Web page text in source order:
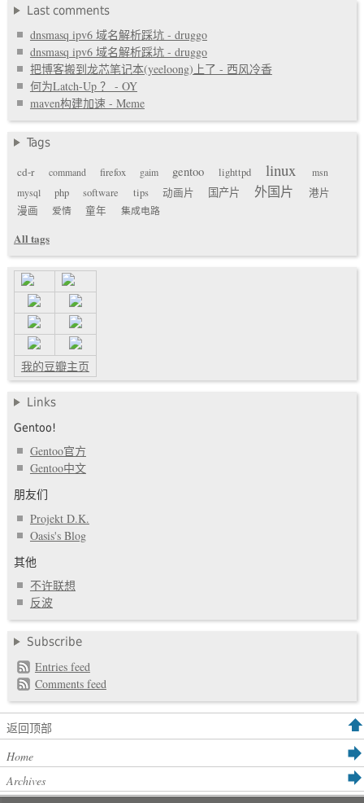
Last comments
dnsmasq ipv6 域名解析踩坑 - druggo
dnsmasq ipv6 域名解析踩坑 - druggo
把博客搬到龙芯笔记本(yeeloong)上了 - 西风冷香
何为Latch-Up ？ - OY
maven构建加速 - Meme
Tags
cd-r
command firefox gaim gentoo lighttpd linux
msn
mysql
php software tips 动画片 国产片 外国片
港片
漫画
爱情 童年 集成电路
All tags
我的豆瓣主页
Links
Gentoo!
Gentoo官方
Gentoo中文
朋友们
Projekt D.K.
Oasis's Blog
其他
不许联想
反波
Subscribe
Entries feed
Comments feed
返回顶部
Home
Archives